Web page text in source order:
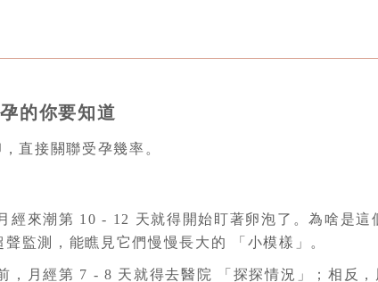
的你要知道
直接關聯受孕幾率。
經來潮第 10 - 12 天就得開始盯著卵泡了。為啥是這
監測，能瞧見它們慢慢長大的 「小模樣」。
，月經第 7 - 8 天就得去醫院 「探探情況」；相反